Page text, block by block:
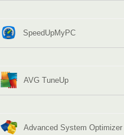
SpeedUpMyPC
AVG TuneUp
Advanced System Optimizer